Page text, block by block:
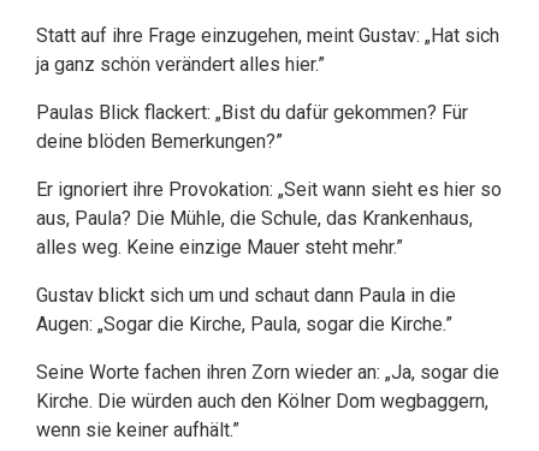
Statt auf ihre Frage einzugehen, meint Gustav: „Hat sich
ja ganz schön verändert alles hier.”
Paulas Blick flackert: „Bist du dafür gekommen? Für
deine blöden Bemerkungen?”
Er ignoriert ihre Provokation: „Seit wann sieht es hier so
aus, Paula? Die Mühle, die Schule, das Krankenhaus,
alles weg. Keine einzige Mauer steht mehr.”
Gustav blickt sich um und schaut dann Paula in die
Augen: „Sogar die Kirche, Paula, sogar die Kirche.”
Seine Worte fachen ihren Zorn wieder an: „Ja, sogar die
Kirche. Die würden auch den Kölner Dom wegbaggern,
wenn sie keiner aufhält.”